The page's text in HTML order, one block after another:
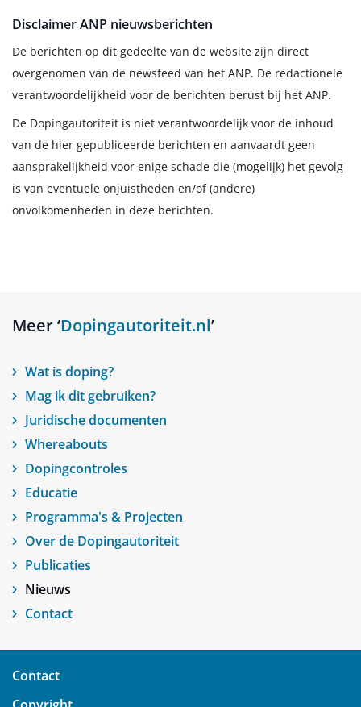
Disclaimer ANP nieuwsberichten
De berichten op dit gedeelte van de website zijn direct
overgenomen van de newsfeed van het ANP. De redactionele
verantwoordelijkheid voor de berichten berust bij het ANP.
De Dopingautoriteit is niet verantwoordelijk voor de inhoud
van de hier gepubliceerde berichten en aanvaardt geen
aansprakelijkheid voor enige schade die (mogelijk) het gevolg
is van eventuele onjuistheden en/of (andere)
onvolkomenheden in deze berichten.
Meer ‘Dopingautoriteit.nl’
Wat is doping?
Mag ik dit gebruiken?
Juridische documenten
Whereabouts
Dopingcontroles
Educatie
Programma's & Projecten
Over de Dopingautoriteit
Publicaties
Nieuws
Contact
Contact